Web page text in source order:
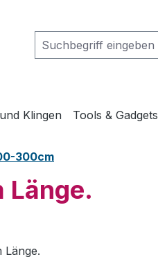
Klingen Tools & Gadgets
300cm
Länge.